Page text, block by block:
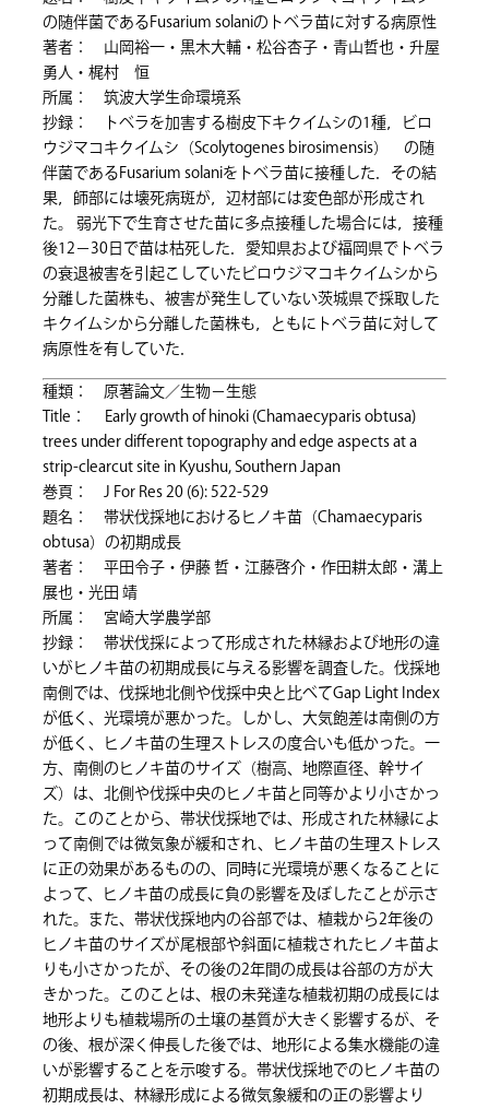
の随伴菌であるFusarium solaniのトベラ苗に対する病原性
著者： 山岡裕一・黒木大輔・松谷杏子・青山哲也・升屋
勇人・梶村 恒
所属： 筑波大学生命環境系
抄録： トベラを加害する樹皮下キクイムシの1種，ビロ
ウジマコキクイムシ（Scolytogenes birosimensis） の随
伴菌であるFusarium solaniをトベラ苗に接種した．その結
果，師部には壊死病斑が，辺材部には変色部が形成され
た。 弱光下で生育させた苗に多点接種した場合には，接種
後12−30日で苗は枯死した．愛知県および福岡県でトベラ
の衰退被害を引起こしていたビロウジマコキクイムシから
分離した菌株も、被害が発生していない茨城県で採取した
キクイムシから分離した菌株も，ともにトベラ苗に対して
病原性を有していた．
種類： 原著論文／生物－生態
Title： Early growth of hinoki (Chamaecyparis obtusa)
trees under different topography and edge aspects at a
strip-clearcut site in Kyushu, Southern Japan
巻頁： J For Res 20 (6): 522-529
題名： 帯状伐採地におけるヒノキ苗（Chamaecyparis
obtusa）の初期成長
著者： 平田令子・伊藤 哲・江藤啓介・作田耕太郎・溝上
展也・光田 靖
所属： 宮崎大学農学部
抄録： 帯状伐採によって形成された林縁および地形の違
いがヒノキ苗の初期成長に与える影響を調査した。伐採地
南側では、伐採地北側や伐採中央と比べてGap Light Index
が低く、光環境が悪かった。しかし、大気飽差は南側の方
が低く、ヒノキ苗の生理ストレスの度合いも低かった。一
方、南側のヒノキ苗のサイズ（樹高、地際直径、幹サイ
ズ）は、北側や伐採中央のヒノキ苗と同等かより小さかっ
た。このことから、帯状伐採地では、形成された林縁によ
って南側では微気象が緩和され、ヒノキ苗の生理ストレス
に正の効果があるものの、同時に光環境が悪くなることに
よって、ヒノキ苗の成長に負の影響を及ぼしたことが示さ
れた。また、帯状伐採地内の谷部では、植栽から2年後の
ヒノキ苗のサイズが尾根部や斜面に植栽されたヒノキ苗よ
りも小さかったが、その後の2年間の成長は谷部の方が大
きかった。このことは、根の未発達な植栽初期の成長には
地形よりも植栽場所の土壌の基質が大きく影響するが、そ
の後、根が深く伸長した後では、地形による集水機能の違
いが影響することを示唆する。帯状伐採地でのヒノキ苗の
初期成長は、林縁形成による微気象緩和の正の影響より